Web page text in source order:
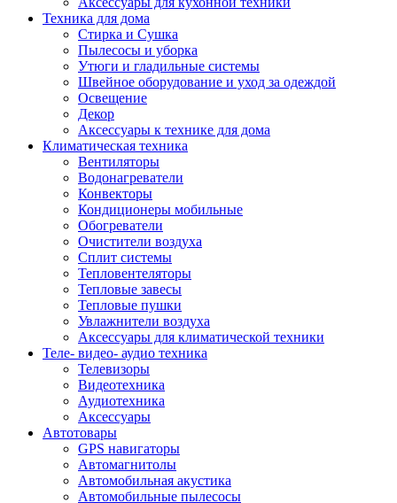
Техника для дома
Стирка и Сушка
Пылесосы и уборка
Утюги и гладильные системы
Швейное оборудование и уход за одеждой
Освещение
Декор
Аксессуары к технике для дома
Климатическая техника
Вентиляторы
Водонагреватели
Конвекторы
Кондиционеры мобильные
Обогреватели
Очистители воздуха
Сплит системы
Тепловентеляторы
Тепловые завесы
Тепловые пушки
Увлажнители воздуха
Аксессуары для климатической техники
Теле- видео- аудио техника
Телевизоры
Видеотехника
Аудиотехника
Аксессуары
Автотовары
GPS навигаторы
Автомагнитолы
Автомобильная акустика
Автомобильные пылесосы